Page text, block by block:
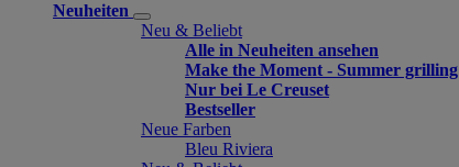
Neuheiten
Neu & Beliebt
Alle in Neuheiten ansehen
Make the Moment - Summer grilling
Nur bei Le Creuset
Bestseller
Neue Farben
Bleu Riviera